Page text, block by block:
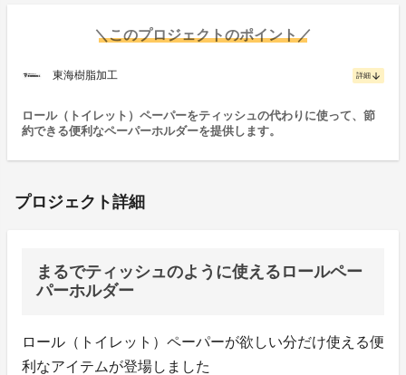
＼このプロジェクトのポイント／
東海樹脂加工 詳細 arrow_downward
ロール（トイレット）ペーパーをティッシュの代わりに使って、節
約できる便利なペーパーホルダーを提供します。
プロジェクト詳細
まるでティッシュのように使えるロールペー
パーホルダー
ロール（トイレット）ペーパーが欲しい分だけ使える便
利なアイテムが登場しました